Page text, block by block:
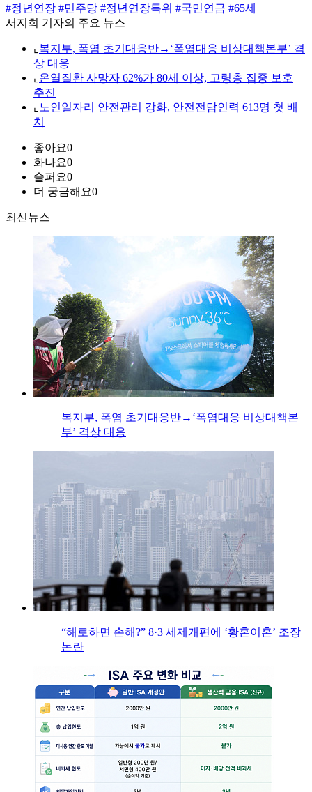
#정년연장 #민주당 #정년연장특위 #국민연금 #65세
서지희 기자의 주요 뉴스
⌞ 복지부, 폭염 초기대응반→‘폭염대응 비상대책본부’ 격
상 대응
⌞ 온열질환 사망자 62%가 80세 이상, 고령층 집중 보호
추진
⌞ 노인일자리 안전관리 강화, 안전전담인력 613명 첫 배
치
좋아요0
화나요0
슬퍼요0
더 궁금해요0
최신뉴스
복지부, 폭염 초기대응반→‘폭염대응 비상대책본
부’ 격상 대응
“해로하면 손해?” 8·3 세제개편에 ‘황혼이혼’ 조장
논란